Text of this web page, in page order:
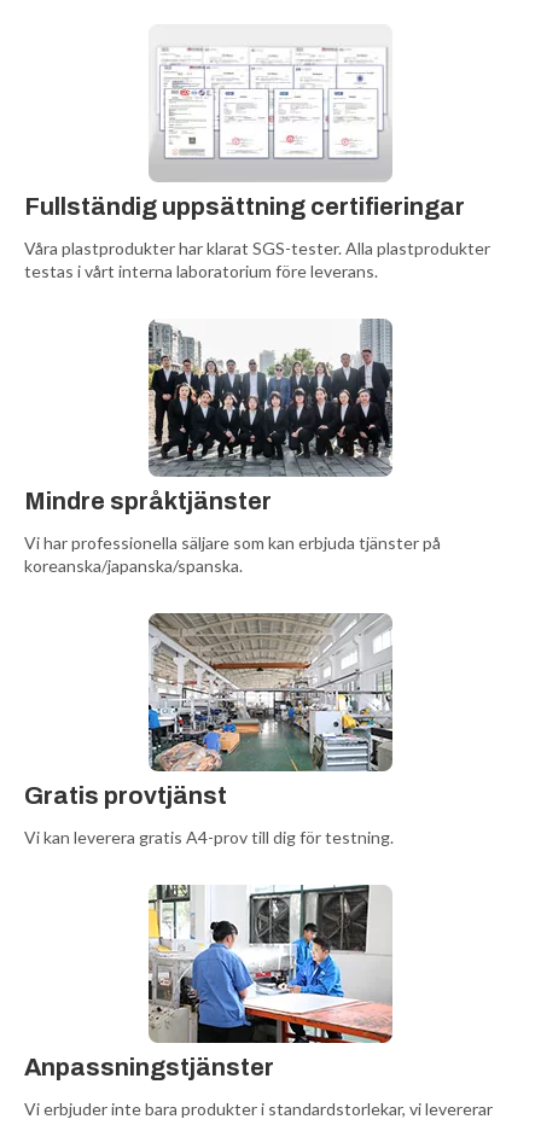
Fullständig uppsättning certifieringar
Våra plastprodukter har klarat SGS-tester. Alla plastprodukter
testas i vårt interna laboratorium före leverans.
Mindre språktjänster
Vi har professionella säljare som kan erbjuda tjänster på
koreanska/japanska/spanska.
Gratis provtjänst
Vi kan leverera gratis A4-prov till dig för testning.
Anpassningstjänster
Vi erbjuder inte bara produkter i standardstorlekar, vi levererar